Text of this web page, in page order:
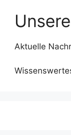
Aktuelle